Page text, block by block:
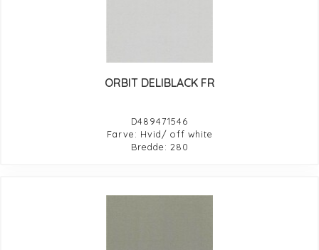
ORBIT DELIBLACK FR
D489471546
Farve: Hvid/ off white
Bredde: 280